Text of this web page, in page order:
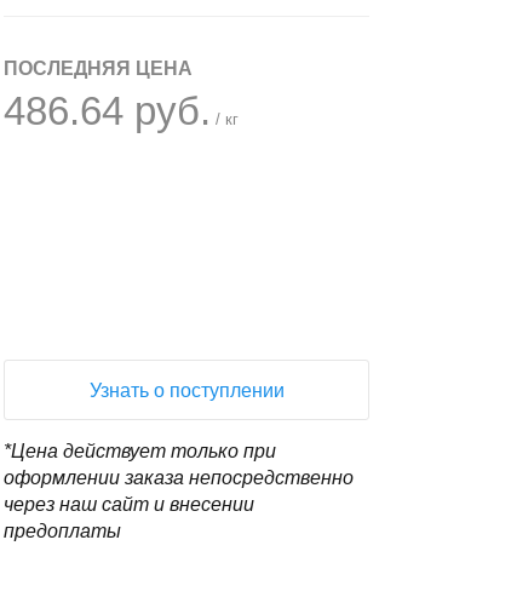
ПОСЛЕДНЯЯ ЦЕНА
486.64 руб. / кг
Узнать о поступлении
*Цена действует только при
оформлении заказа непосредственно
через наш сайт и внесении
предоплаты